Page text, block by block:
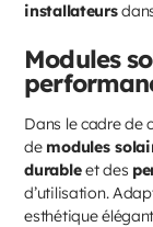
installateurs
Modules
Dans le cadre de
de modules
durableet des
d’utilisation.
esthétique